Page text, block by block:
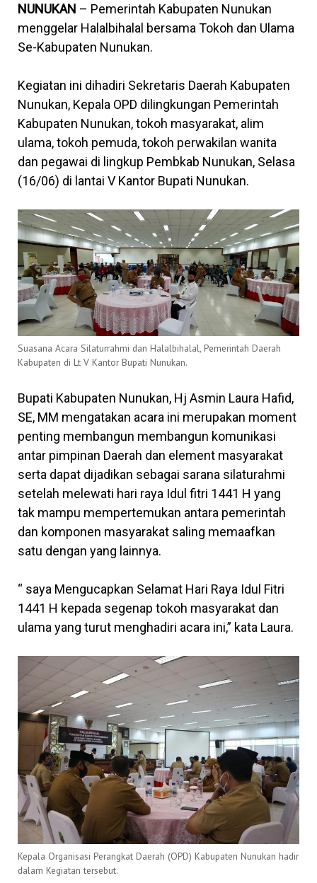
NUNUKAN – Pemerintah Kabupaten Nunukan
menggelar Halalbihalal bersama Tokoh dan Ulama
Se-Kabupaten Nunukan.
Kegiatan ini dihadiri Sekretaris Daerah Kabupaten
Nunukan, Kepala OPD dilingkungan Pemerintah
Kabupaten Nunukan, tokoh masyarakat, alim
ulama, tokoh pemuda, tokoh perwakilan wanita
dan pegawai di lingkup Pembkab Nunukan, Selasa
(16/06) di lantai V Kantor Bupati Nunukan.
Suasana Acara Silaturrahmi dan Halalbihalal, Pemerintah Daerah
Kabupaten di Lt V Kantor Bupati Nunukan.
Bupati Kabupaten Nunukan, Hj Asmin Laura Hafid,
SE, MM mengatakan acara ini merupakan moment
penting membangun membangun komunikasi
antar pimpinan Daerah dan element masyarakat
serta dapat dijadikan sebagai sarana silaturahmi
setelah melewati hari raya Idul fitri 1441 H yang
tak mampu mempertemukan antara pemerintah
dan komponen masyarakat saling memaafkan
satu dengan yang lainnya.
“ saya Mengucapkan Selamat Hari Raya Idul Fitri
1441 H kepada segenap tokoh masyarakat dan
ulama yang turut menghadiri acara ini,” kata Laura.
Kepala Organisasi Perangkat Daerah (OPD) Kabupaten Nunukan hadir
dalam Kegiatan tersebut.